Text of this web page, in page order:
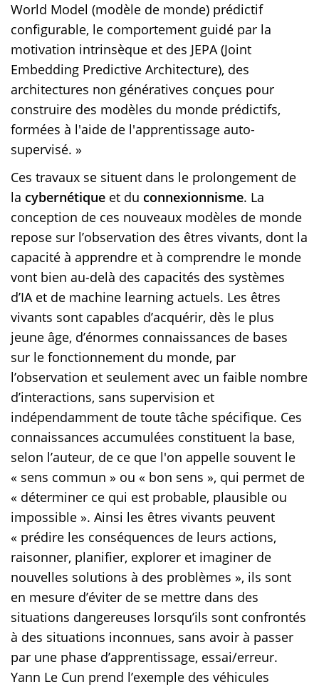
World Model (modèle de monde) prédictif
configurable, le comportement guidé par la
motivation intrinsèque et des JEPA (Joint
Embedding Predictive Architecture), des
architectures non génératives conçues pour
construire des modèles du monde prédictifs,
formées à l'aide de l'apprentissage auto-
supervisé. »
Ces travaux se situent dans le prolongement de
la cybernétique et du connexionnisme. La
conception de ces nouveaux modèles de monde
repose sur l’observation des êtres vivants, dont la
capacité à apprendre et à comprendre le monde
vont bien au-delà des capacités des systèmes
d’IA et de machine learning actuels. Les êtres
vivants sont capables d’acquérir, dès le plus
jeune âge, d’énormes connaissances de bases
sur le fonctionnement du monde, par
l’observation et seulement avec un faible nombre
d’interactions, sans supervision et
indépendamment de toute tâche spécifique. Ces
connaissances accumulées constituent la base,
selon l’auteur, de ce que l'on appelle souvent le
« sens commun » ou « bon sens », qui permet de
« déterminer ce qui est probable, plausible ou
impossible ». Ainsi les êtres vivants peuvent
« prédire les conséquences de leurs actions,
raisonner, planifier, explorer et imaginer de
nouvelles solutions à des problèmes », ils sont
en mesure d’éviter de se mettre dans des
situations dangereuses lorsqu’ils sont confrontés
à des situations inconnues, sans avoir à passer
par une phase d’apprentissage, essai/erreur.
Yann Le Cun prend l’exemple des véhicules